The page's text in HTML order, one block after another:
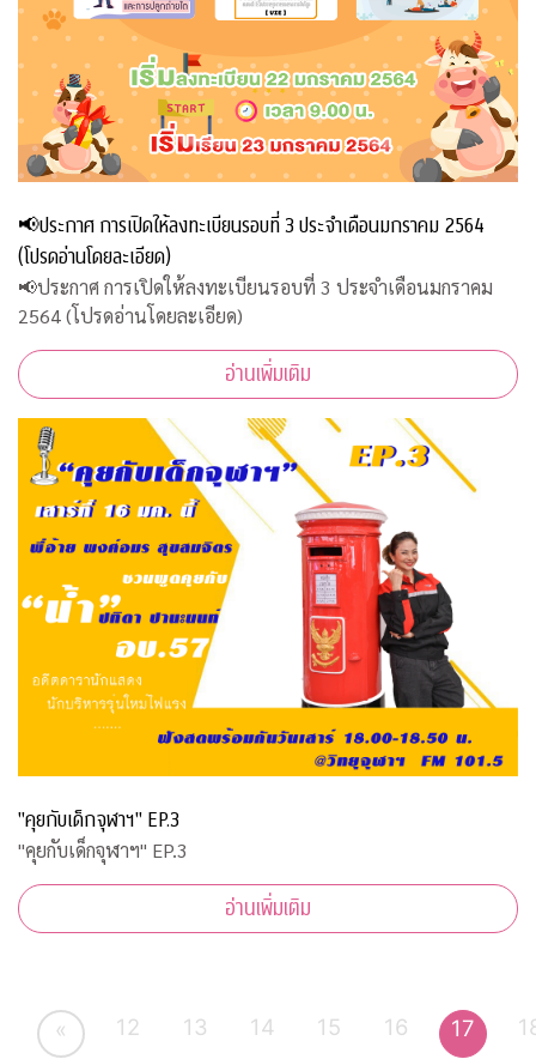
📢ประกาศ การเปิดให้ลงทะเบียนรอบที่ 3 ประจำเดือนมกราคม 2564
(โปรดอ่านโดยละเอียด)
📢ประกาศ การเปิดให้ลงทะเบียนรอบที่ 3 ประจำเดือนมกราคม
2564 (โปรดอ่านโดยละเอียด)
อ่านเพิ่มเติม
"คุยกับเด็กจุฬาฯ" EP.3
"คุยกับเด็กจุฬาฯ" EP.3
อ่านเพิ่มเติม
« 12 13 14 15 16 17